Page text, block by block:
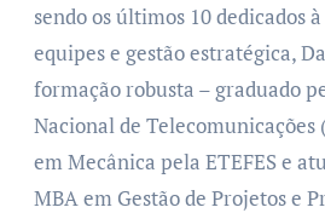
sendo os últimos 10 dedicados
equipes e gestão estratégica,
formação robusta – graduado
Nacional de Telecomunicações
em Mecânica pela ETEFES e
MBA em Gestão de Projetos e